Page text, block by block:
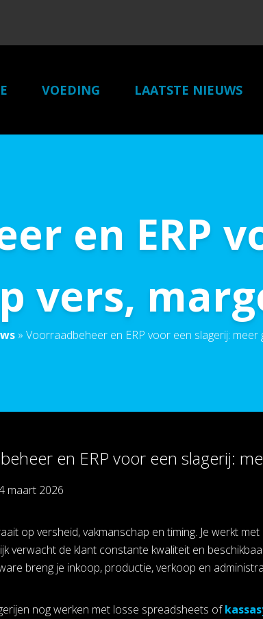
VOEDING LAATSTE NIEUWS
en ERP
vers,
» Voorraadbeheer en ERP voor een slagerij: meer
en ERP voor een slagerij:
maart 2026
op versheid, vakmanschap en timing. Je werkt
verwacht de klant constante kwaliteit en
breng je inkoop, productie, verkoop en
nog werken met losse spreadsheets of